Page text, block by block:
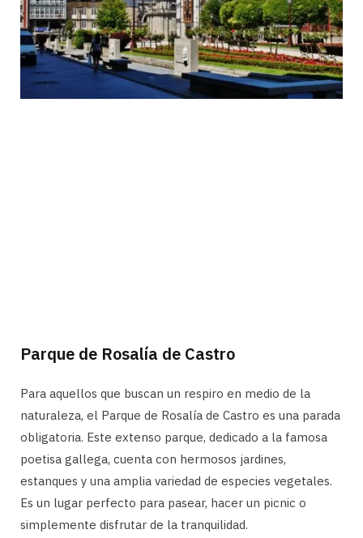
Parque de Rosalía de Castro
Para aquellos que buscan un respiro en medio de la
naturaleza, el Parque de Rosalía de Castro es una parada
obligatoria. Este extenso parque, dedicado a la famosa
poetisa gallega, cuenta con hermosos jardines,
estanques y una amplia variedad de especies vegetales.
Es un lugar perfecto para pasear, hacer un picnic o
simplemente disfrutar de la tranquilidad.